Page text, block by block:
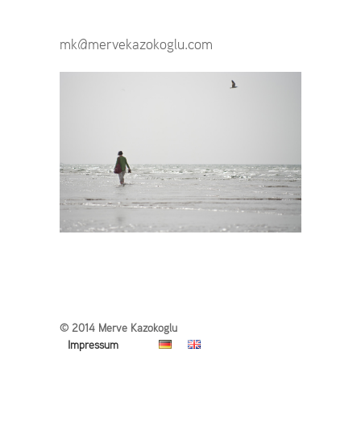
mk@mervekazokoglu.com
© 2014 Merve Kazokoglu
Impressum